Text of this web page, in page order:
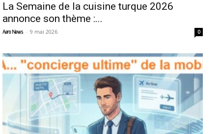
La Semaine de la cuisine turque 2026
annonce son thème :...
Aero News - 9 mai 2026 0